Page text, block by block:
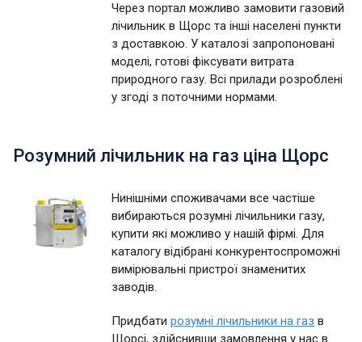
Через портал можливо замовити газовий
лічильник в Щорс та інші населені пункти
з доставкою. У каталозі запропоновані
моделі, готові фіксувати витрата
природного газу. Всі прилади розроблені
у згоді з поточними нормами.
Розумний лічильник на газ ціна Щорс
Нинішніми споживачами все частіше
вибираються розумні лічильники газу,
купити які можливо у нашій фірмі. Для
каталогу відібрані конкурентоспроможні
вимірювальні пристрої знаменитих
заводів.
Придбатирозумні лічильники на газ в
Щорсі, здійснивши замовлення у нас в